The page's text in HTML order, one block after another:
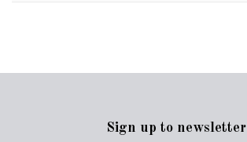
Sign up to newsletter